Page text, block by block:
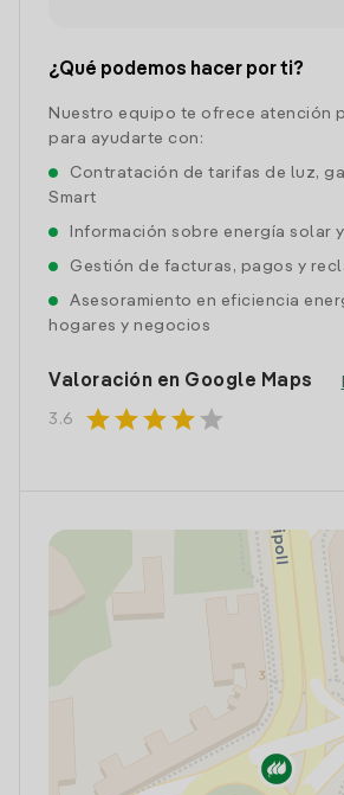
¿Qué podemos hacer por ti?
Nuestro equipo te ofrece atención
para ayudarte con:
Contratación de tarifas de luz,
Smart
Información sobre energía solar
Gestión de facturas, pagos y
Asesoramiento en eficiencia
hogares y negocios
Valoración en Google Maps
3.6 starstarstarstar star